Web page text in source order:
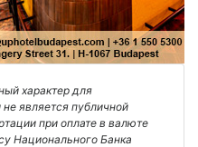
характер для
является публичной
при оплате в валюте
Национального Банка